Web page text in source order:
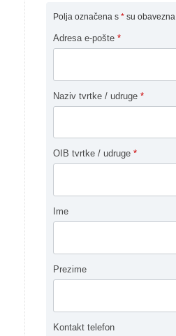
Polja označena s * su obavezna
Adresa e-pošte *
Naziv tvrtke / udruge *
OIB tvrtke / udruge *
Ime
Prezime
Kontakt telefon